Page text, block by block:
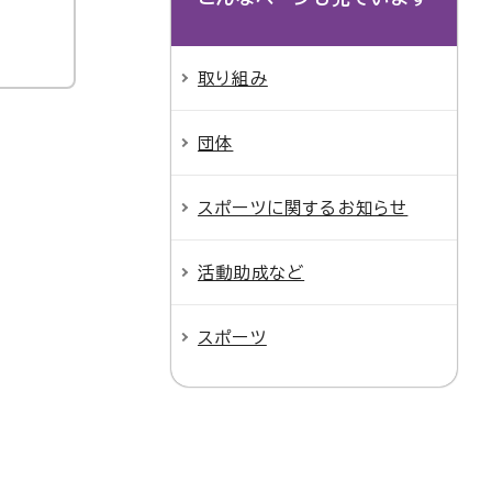
取り組み
団体
スポーツに関するお知らせ
活動助成など
スポーツ